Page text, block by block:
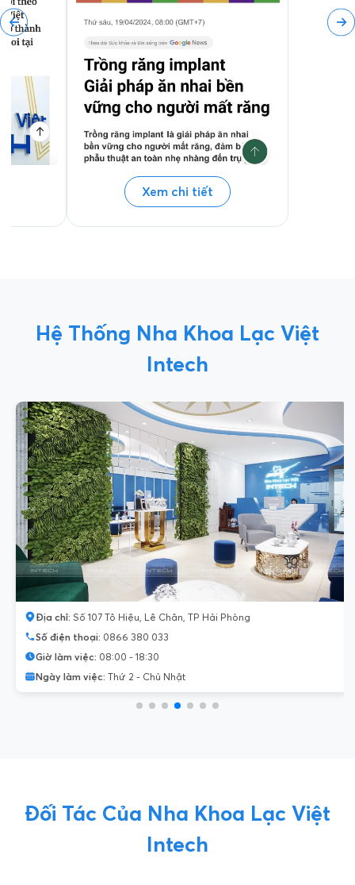
Xem chi tiết
Hệ Thống Nha Khoa Lạc Việt
Intech
Địa chỉ:Số 107 Tô Hiệu, Lê Chân, TP Hải Phòng
Số điện thoại:0866 380 033
Giờ làm việc:08:00 - 18:30
Ngày làm việc:Thứ 2 - Chủ Nhật
Đối Tác Của Nha Khoa Lạc Việt
Intech